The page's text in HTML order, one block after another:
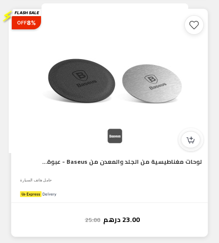
⚡ FLASH SALE
8%
OFF
لوحات مغناطيسية من الجلد والمعدن من Baseus - عبوة من قطعتين،...
حامل هاتف السيارة
23.00درهم 25.00